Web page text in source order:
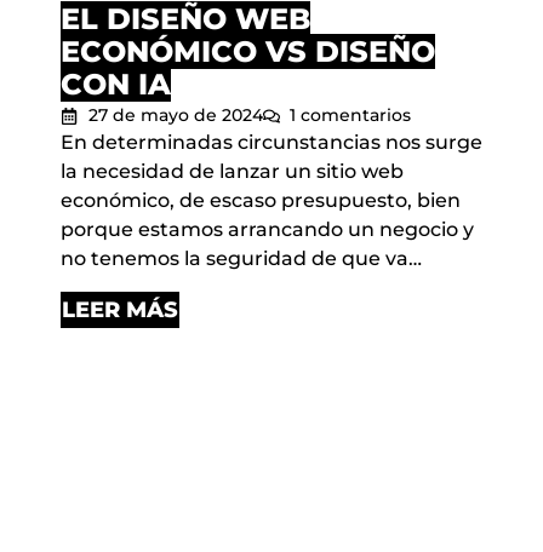
EL DISEÑO WEB
ECONÓMICO VS DISEÑO
CON IA
27 de mayo de 2024 1 comentarios
En determinadas circunstancias nos surge
la necesidad de lanzar un sitio web
económico, de escaso presupuesto, bien
porque estamos arrancando un negocio y
no tenemos la seguridad de que va…
LEER MÁS